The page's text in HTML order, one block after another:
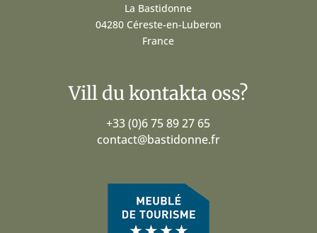
La Bastidonne
04280 Céreste-en-Luberon
France
Vill du kontakta oss?
+33 (0)6 75 89 27 65
contact@bastidonne.fr